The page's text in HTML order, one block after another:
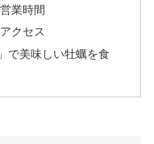
業時間
クセス
で美味しい牡蠣を食